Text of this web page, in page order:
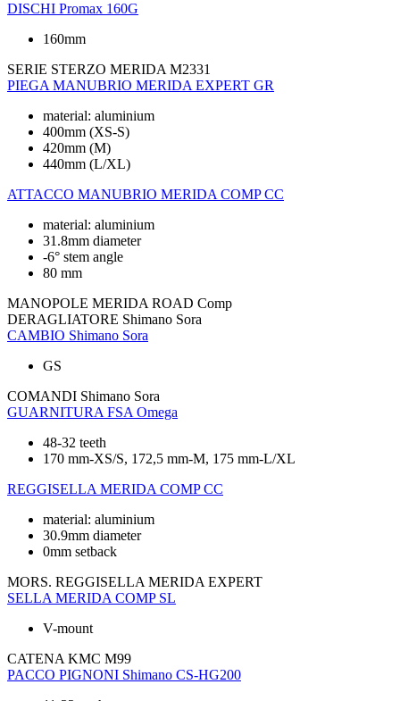
DISCHI Promax 160G
160mm
SERIE STERZO MERIDA M2331
PIEGA MANUBRIO MERIDA EXPERT GR
material: aluminium
400mm (XS-S)
420mm (M)
440mm (L/XL)
ATTACCO MANUBRIO MERIDA COMP CC
material: aluminium
31.8mm diameter
-6° stem angle
80 mm
MANOPOLE MERIDA ROAD Comp
DERAGLIATORE Shimano Sora
CAMBIO Shimano Sora
GS
COMANDI Shimano Sora
GUARNITURA FSA Omega
48-32 teeth
170 mm-XS/S, 172,5 mm-M, 175 mm-L/XL
REGGISELLA MERIDA COMP CC
material: aluminium
30.9mm diameter
0mm setback
MORS. REGGISELLA MERIDA EXPERT
SELLA MERIDA COMP SL
V-mount
CATENA KMC M99
PACCO PIGNONI Shimano CS-HG200